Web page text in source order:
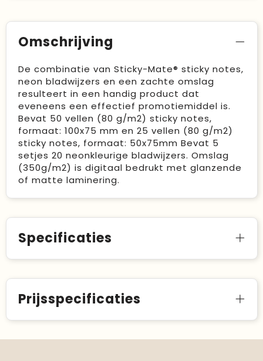
Omschrijving
De combinatie van Sticky-Mate® sticky notes,
neon bladwijzers en een zachte omslag
resulteert in een handig product dat
eveneens een effectief promotiemiddel is.
Bevat 50 vellen (80 g/m2) sticky notes,
formaat: 100x75 mm en 25 vellen (80 g/m2)
sticky notes, formaat: 50x75mm Bevat 5
setjes 20 neonkleurige bladwijzers. Omslag
(350g/m2) is digitaal bedrukt met glanzende
of matte laminering.
Specificaties
Prijsspecificaties